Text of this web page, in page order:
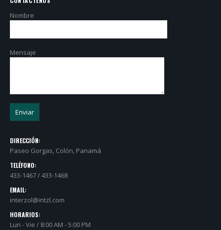
Nombre
Mensaje
DIRECCIÓN:
Paseo Gorgas, Colón, Panamá
TELÉFONO:
433-1467 / 433-1468
EMAIL:
interzol@intzl.com
HORARIOS:
Lun - Vie / 8:00 AM - 5:00 PM